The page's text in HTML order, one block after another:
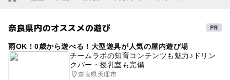
奈良県内のオススメの遊び
雨OK！0歳から遊べる！大型遊具が人気の屋内遊び場
チームラボの知育コンテンツも魅力♪ドリン
クバー・授乳室も完備
奈良県天理市